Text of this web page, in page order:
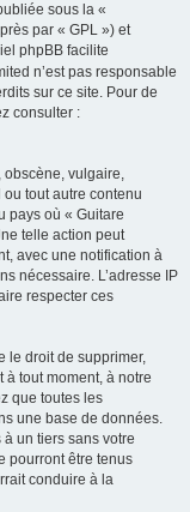
sous la «
par « GPL ») et
phpBB facilite
n’est pas responsable
sur ce site. Pour de
consulter :
obscène, vulgaire,
tout autre contenu
pays où « Guitare
telle action peut
avec une notification à
nécessaire. L’adresse IP
respecter ces
le droit de supprimer,
tout moment, à notre
que toutes les
une base de données.
un tiers sans votre
pourront être tenus
conduire à la